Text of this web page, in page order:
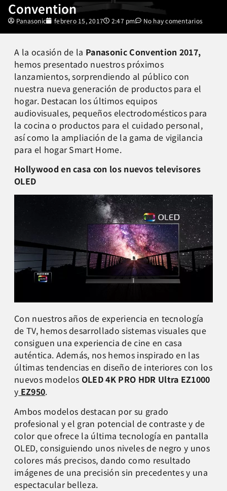
Convention
Panasonic febrero 15, 2017 2:47 pm No hay comentarios
A la ocasión de la Panasonic Convention 2017,
hemos presentado nuestros próximos
lanzamientos, sorprendiendo al público con
nuestra nueva generación de productos para el
hogar. Destacan los últimos equipos
audiovisuales, pequeños electrodomésticos para
la cocina o productos para el cuidado personal,
así como la ampliación de la gama de vigilancia
para el hogar Smart Home.
Hollywood en casa con los nuevos televisores
OLED
Con nuestros años de experiencia en tecnología
de TV, hemos desarrollado sistemas visuales que
consiguen una experiencia de cine en casa
auténtica. Además, nos hemos inspirado en las
últimas tendencias en diseño de interiores con los
nuevos modelos OLED 4K PRO HDR Ultra EZ1000
y EZ950.
Ambos modelos destacan por su grado
profesional y el gran potencial de contraste y de
color que ofrece la última tecnología en pantalla
OLED, consiguiendo unos niveles de negro y unos
colores más precisos, dando como resultado
imágenes de una precisión sin precedentes y una
espectacular belleza.